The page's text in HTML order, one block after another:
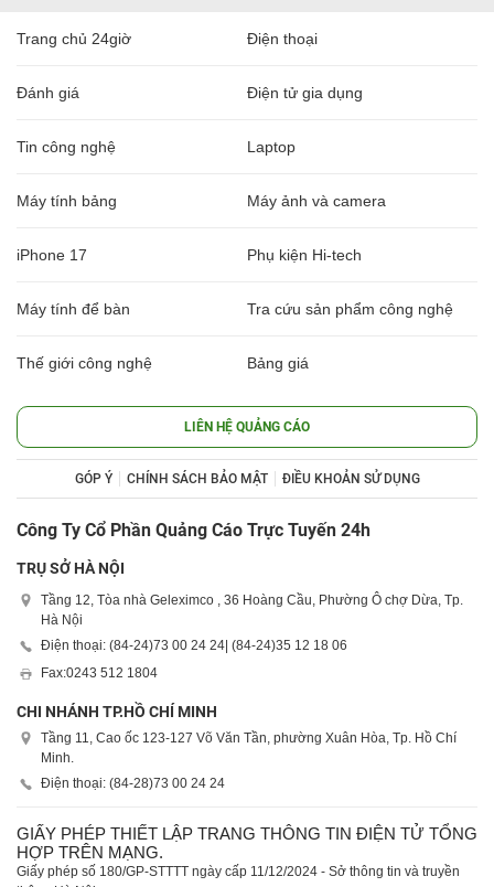
Trang chủ 24giờ Điện thoại
Đánh giá Điện tử gia dụng
Tin công nghệ Laptop
Máy tính bảng Máy ảnh và camera
iPhone 17 Phụ kiện Hi-tech
Máy tính để bàn Tra cứu sản phẩm công nghệ
Thế giới công nghệ Bảng giá
LIÊN HỆ QUẢNG CÁO
GÓP Ý CHÍNH SÁCH BẢO MẬT ĐIỀU KHOẢN SỬ DỤNG
Công Ty Cổ Phần Quảng Cáo Trực Tuyến 24h
TRỤ SỞ HÀ NỘI
Tầng 12, Tòa nhà Geleximco , 36 Hoàng Cầu, Phường Ô chợ Dừa, Tp.
Hà Nội
Điện thoại: (84-24)73 00 24 24| (84-24)35 12 18 06
Fax:0243 512 1804
CHI NHÁNH TP.HỒ CHÍ MINH
Tầng 11, Cao ốc 123-127 Võ Văn Tần, phường Xuân Hòa, Tp. Hồ Chí
Minh.
Điện thoại: (84-28)73 00 24 24
GIẤY PHÉP THIẾT LẬP TRANG THÔNG TIN ĐIỆN TỬ TỔNG
HỢP TRÊN MẠNG.
Giấy phép số 180/GP-STTTT ngày cấp 11/12/2024 - Sở thông tin và truyền